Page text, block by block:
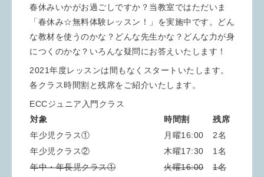
春休みいかがお過ごしですか？当教室ではただいま
「春休み☆無料体験レッスン！」を実施中です。どん
な教材を使うのかな？どんな先生かな？どんな力が身
につくのかな？いろんな疑問にお答えいたします！
2021年度レッスンは間もなくスタートいたします。
各クラス時間割と残席をご紹介いたします。
ECCジュニア入門クラス
対象
時間割
残席
年少児クラス①
月曜16:00
2名
年少児クラス②
木曜17:30
1名
年中・年長児クラス①
火曜16:00
1名